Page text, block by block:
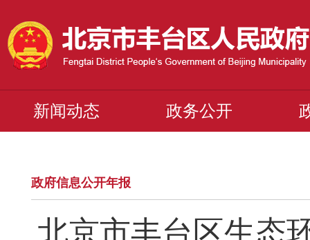
新闻动态 政务公开
政府信息公开年报
北京市丰台区生态